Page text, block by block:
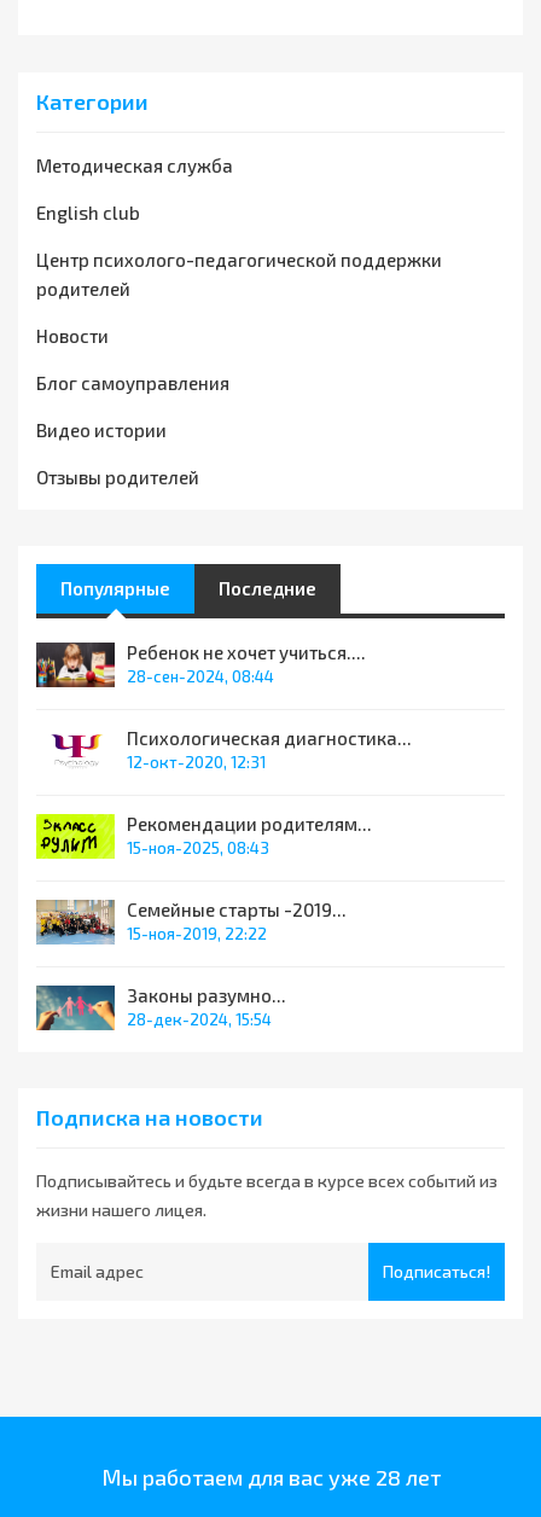
Категории
Методическая служба
English club
Центр психолого-педагогической поддержки
родителей
Новости
Блог самоуправления
Видео истории
Отзывы родителей
Популярные Последние
Ребенок не хочет учиться....
28-сен-2024, 08:44
Психологическая диагностика...
12-окт-2020, 12:31
Рекомендации родителям...
15-ноя-2025, 08:43
Семейные старты -2019...
15-ноя-2019, 22:22
Законы разумно...
28-дек-2024, 15:54
Подписка на новости
Подписывайтесь и будьте всегда в курсе всех событий из
жизни нашего лицея.
Подписаться!
Мы работаем для вас уже 28 лет